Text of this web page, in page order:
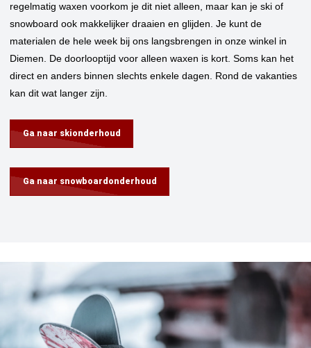
regelmatig waxen voorkom je dit niet alleen, maar kan je ski of
snowboard ook makkelijker draaien en glijden. Je kunt de
materialen de hele week bij ons langsbrengen in onze winkel in
Diemen. De doorlooptijd voor alleen waxen is kort. Soms kan het
direct en anders binnen slechts enkele dagen. Rond de vakanties
kan dit wat langer zijn.
Ga naar skionderhoud
Ga naar snowboardonderhoud